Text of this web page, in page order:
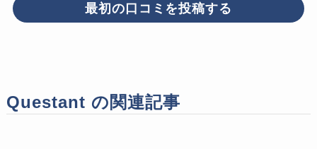
最初の口コミを投稿する
Questant の関連記事